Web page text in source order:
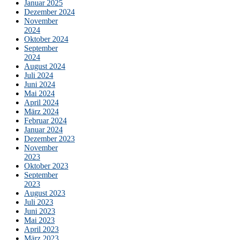
Januar 2025
Dezember 2024
November
2024
Oktober 2024
September
2024
August 2024
Juli 2024
Juni 2024
Mai 2024
April 2024
März 2024
Februar 2024
Januar 2024
Dezember 2023
November
2023
Oktober 2023
September
2023
August 2023
Juli 2023
Juni 2023
Mai 2023
April 2023